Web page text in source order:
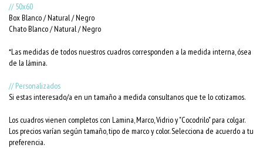
// 50x60
Box Blanco / Natural / Negro
Chato Blanco / Natural / Negro
*Las medidas de todos nuestros cuadros corresponden a la medida interna, ósea
de la lámina.
// Personalizados
Si estas interesado/a en un tamaño a medida consultanos que te lo cotizamos.
Los cuadros vienen completos con Lamina, Marco, Vidrio y "Cocodrilo" para colgar.
Los precios varían según tamaño, tipo de marco y color. Selecciona de acuerdo a tu
preferencia.